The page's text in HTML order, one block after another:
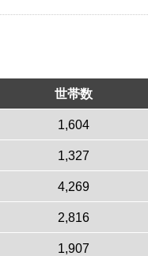
世帯数
1,604
1,327
4,269
2,816
1,907